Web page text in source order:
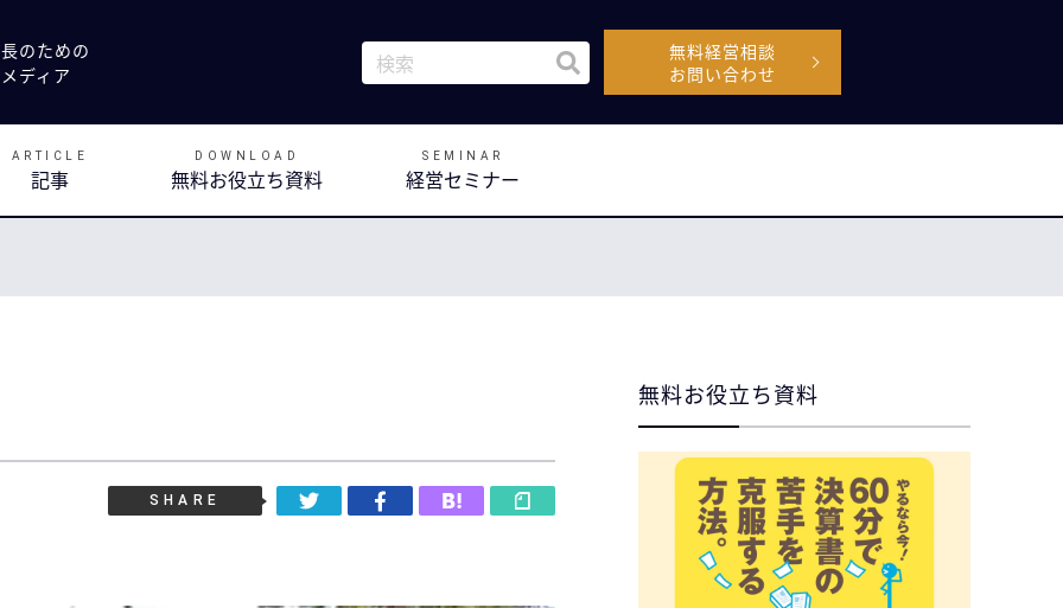
のための
ディア
これは、自動候補機能付きの検索フィールドです。
検索フィールドが空なので、候補はありません。
無料経営相談
お問い合わせ
ARTICLE
記事
DOWNLOAD
無料お役立ち資料
SEMINAR
経営セミナー
SHARE
無料お役立ち資料